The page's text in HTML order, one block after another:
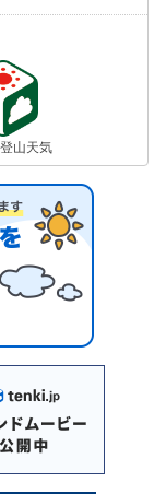
山天気